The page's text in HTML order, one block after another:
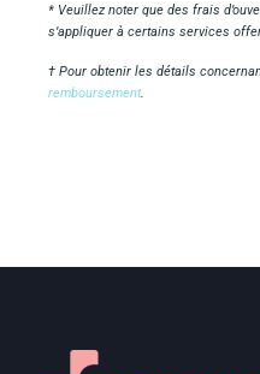
* Veuillez noter que des frais
s’appliquer à certains services
† Pour obtenir les détails
remboursement.